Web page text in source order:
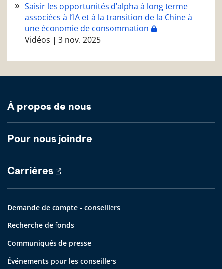
Saisir les opportunités d’alpha à long terme
associées à l’IA et à la transition de la Chine à
une économie de consommation
Vidéos | 3 nov. 2025
À propos de nous
Pour nous joindre
Carrières
Demande de compte - conseillers
Recherche de fonds
Communiqués de presse
Événements pour les conseillers